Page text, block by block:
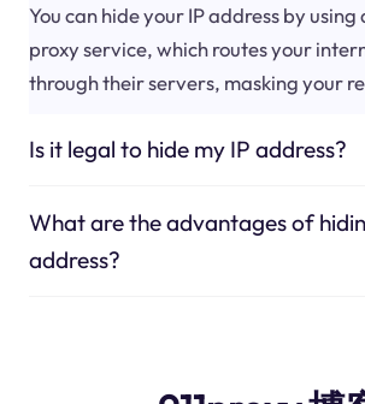
You can hide your IP address by using
proxy service, which routes your
through their servers, masking your
Is it legal to hide my IP address?
What are the advantages of
address?